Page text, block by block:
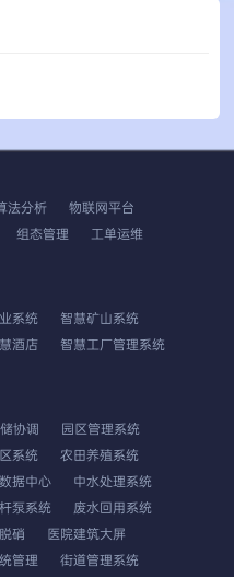
法分析
物联网平台
组态管理
工单运维
系统
智慧矿山系统
酒店
智慧工厂管理系统
协调
园区管理系统
系统
农田养殖系统
据中心
中水处理系统
泵系统
废水回用系统
硝
医院建筑大屏
管理
街道管理系统